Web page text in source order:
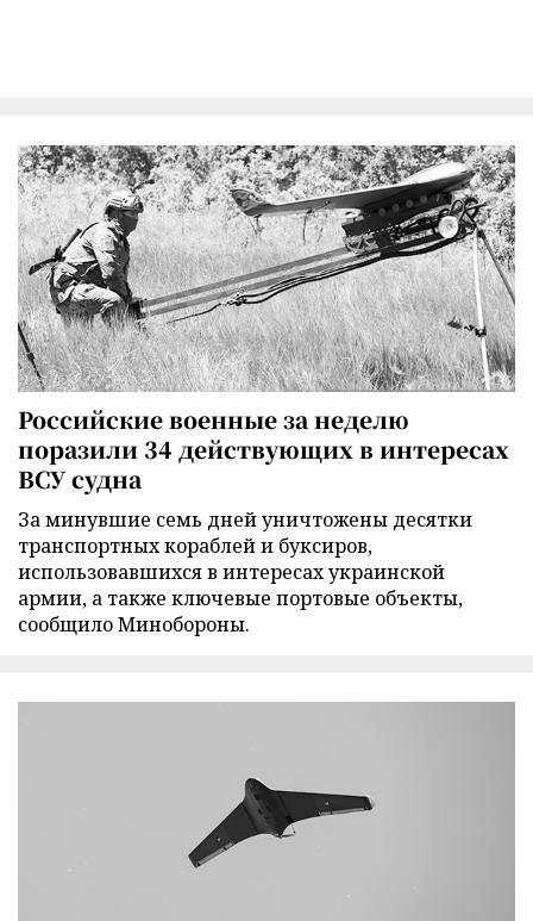
Российские военные за неделю
поразили 34 действующих в интересах
ВСУ судна
За минувшие семь дней уничтожены десятки
транспортных кораблей и буксиров,
использовавшихся в интересах украинской
армии, а также ключевые портовые объекты,
сообщило Минобороны.